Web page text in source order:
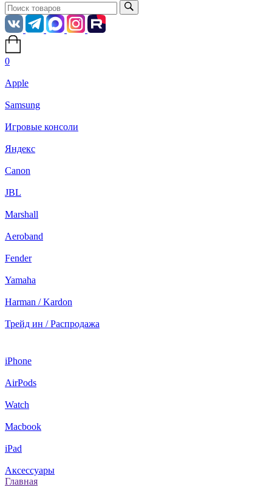
0
Apple
Samsung
Игровые консоли
Яндекс
Canon
JBL
Marshall
Aeroband
Fender
Yamaha
Harman / Kardon
Трейд ин / Распродажа
iPhone
AirPods
Watch
Macbook
iPad
Аксессуары
Главная